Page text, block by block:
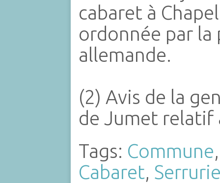
cabaret à
ordonnée par
allemande.
(2) Avis de la
de Jumet
Tags: Commune
Cabaret,